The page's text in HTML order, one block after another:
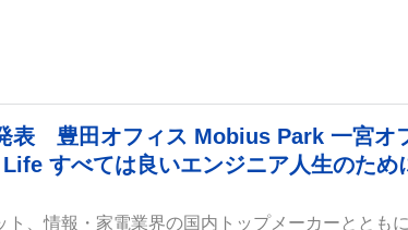
表 豊田オフィス Mobius Park 一宮オ
すべては良いエンジニア人生のため
ト、情報・家電業界の国内トップメーカーとともに